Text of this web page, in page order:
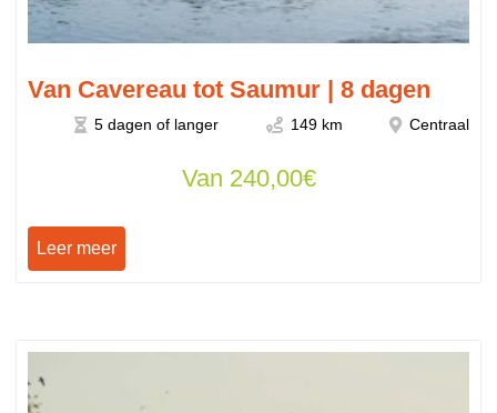
Van Cavereau tot Saumur | 8 dagen
5 dagen of langer 149 km Centraal
Van 240,00€
Leer meer